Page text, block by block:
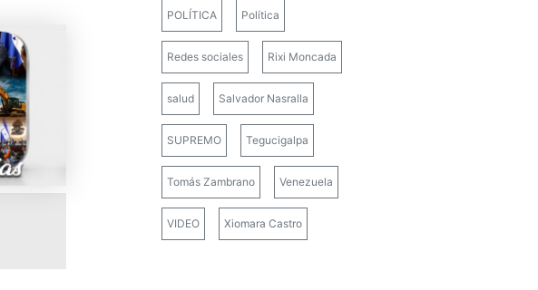
POLÍTICA Política
Redes sociales Rixi Moncada
salud Salvador Nasralla
SUPREMO Tegucigalpa
Tomás Zambrano Venezuela
VIDEO Xiomara Castro